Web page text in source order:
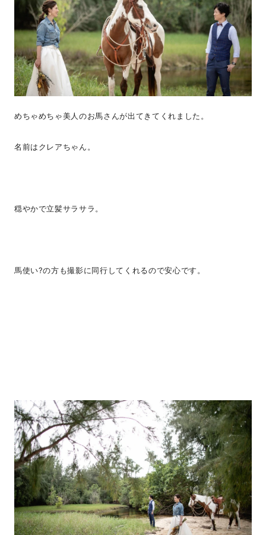
めちゃめちゃ美人のお馬さんが出てきてくれました。
名前はクレアちゃん。
穏やかで立髪サラサラ。
馬使い?の方も撮影に同行してくれるので安心です。